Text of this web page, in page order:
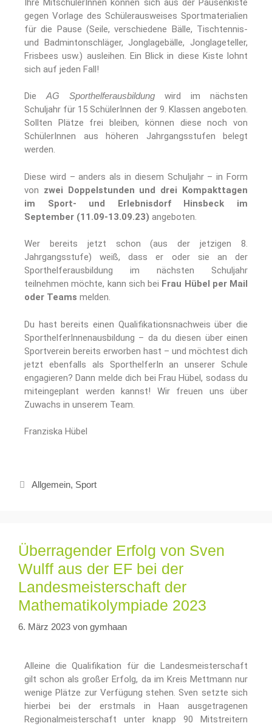
Ihre MitschülerInnen können sich aus der Pausenkiste
gegen Vorlage des Schülerausweises Sportmaterialien
für die Pause (Seile, verschiedene Bälle, Tischtennis-
und Badmintonschläger, Jonglagebälle, Jonglageteller,
Frisbees usw.) ausleihen. Ein Blick in diese Kiste lohnt
sich auf jeden Fall!
DieAG Sporthelferausbildung wird im nächsten
Schuljahr für 15 SchülerInnen der 9. Klassen angeboten.
Sollten Plätze frei bleiben, können diese noch von
SchülerInnen aus höheren Jahrgangsstufen belegt
werden.
Diese wird – anders als in diesem Schuljahr – in Form
von zwei Doppelstunden und drei Kompakttagen
im Sport- und Erlebnisdorf Hinsbeck im
September (11.09-13.09.23) angeboten.
Wer bereits jetzt schon (aus der jetzigen 8.
Jahrgangsstufe) weiß, dass er oder sie an der
Sporthelferausbildung im nächsten Schuljahr
teilnehmen möchte, kann sich bei Frau Hübel per Mail
oder Teams melden.
Du hast bereits einen Qualifikationsnachweis über die
SporthelferInnenausbildung – da du diesen über einen
Sportverein bereits erworben hast – und möchtest dich
jetzt ebenfalls als SporthelferIn an unserer Schule
engagieren? Dann melde dich bei Frau Hübel, sodass du
miteingeplant werden kannst! Wir freuen uns über
Zuwachs in unserem Team.
Franziska Hübel
Allgemein, Sport
Überragender Erfolg von Sven
Wulff aus der EF bei der
Landesmeisterschaft der
Mathematikolympiade 2023
6. März 2023 von gymhaan
Alleine die Qualifikation für die Landesmeisterschaft
gilt schon als großer Erfolg, da im Kreis Mettmann nur
wenige Plätze zur Verfügung stehen. Sven setzte sich
hierbei bei der erstmals in Haan ausgetragenen
Regionalmeisterschaft unter knapp 90 Mitstreitern